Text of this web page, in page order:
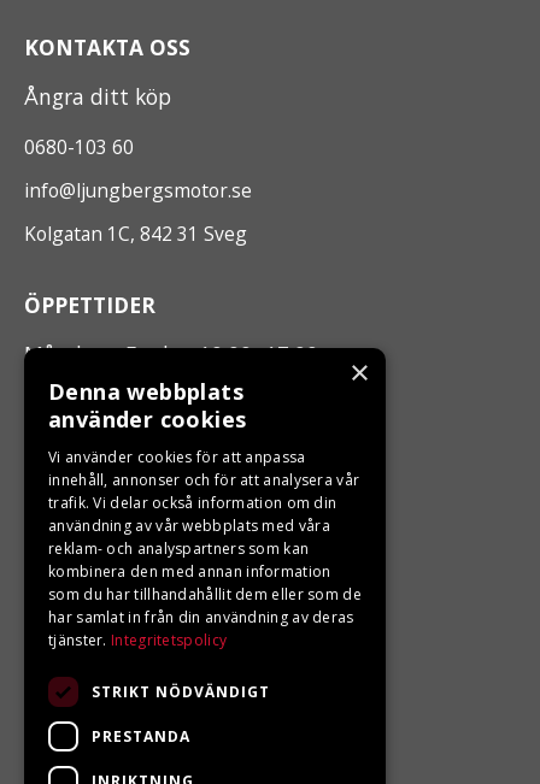
KONTAKTA OSS
Ångra ditt köp
0680-103 60
info@ljungbergsmotor.se
Kolgatan 1C, 842 31 Sveg
ÖPPETTIDER
Måndag - Fredag 10.00 -17.00
LJUNGBERGS MOTOR
Din BRP återförsäljare i Sveg!
×
Denna webbplats
använder cookies
Vi använder cookies för att anpassa
innehåll, annonser och för att analysera vår
trafik. Vi delar också information om din
användning av vår webbplats med våra
reklam- och analyspartners som kan
kombinera den med annan information
som du har tillhandahållit dem eller som de
har samlat in från din användning av deras
tjänster. Integritetspolicy
STRIKT NÖDVÄNDIGT
PRESTANDA